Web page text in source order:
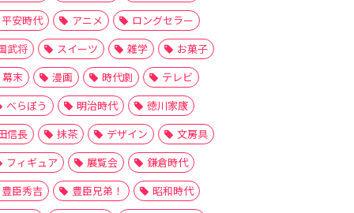
平安時代
アニメ
ロングセラー
武将
スイーツ 雑学
お菓子
幕末
漫画 時代劇
テレビ
べらぼう
明治時代
徳川家康
信長
抹茶 デザイン
文房具
フィギュア
展覧会
鎌倉時代
豊臣秀吉
豊臣兄弟！
昭和時代